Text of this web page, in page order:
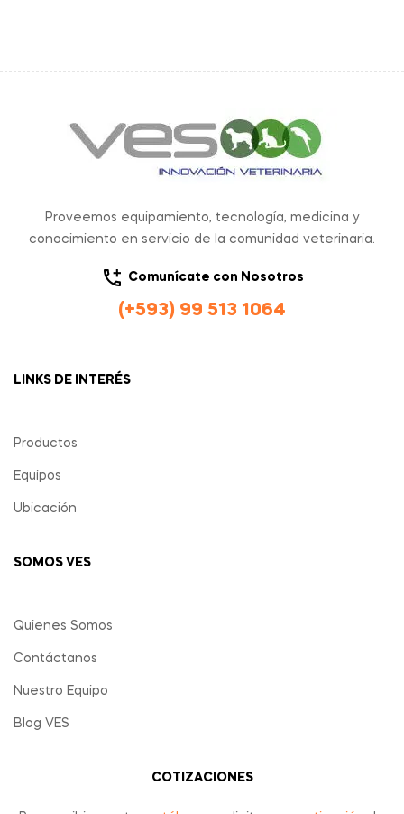
Proveemos equipamiento, tecnología, medicina y
conocimiento en servicio de la comunidad veterinaria.
Comunícate con Nosotros
(+593) 99 513 1064
LINKS DE INTERÉS
Productos
Equipos
Ubicación
SOMOS VES
Quienes Somos
Contáctanos
Nuestro Equipo
Blog VES
COTIZACIONES